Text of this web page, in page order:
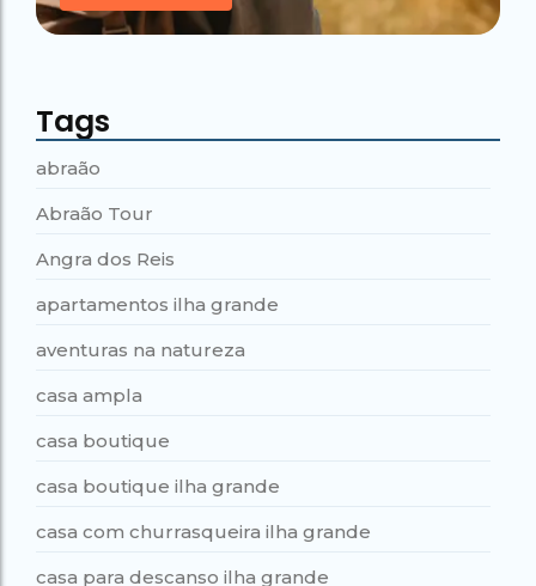
Tags
abraão
Abraão Tour
Angra dos Reis
apartamentos ilha grande
aventuras na natureza
casa ampla
casa boutique
casa boutique ilha grande
casa com churrasqueira ilha grande
casa para descanso ilha grande